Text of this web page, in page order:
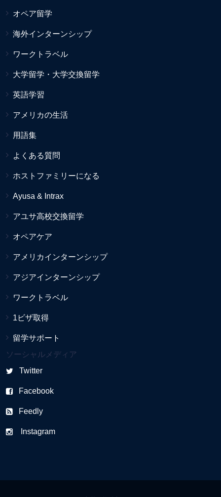
オペア留学
海外インターンシップ
ワークトラベル
大学留学・大学交換留学
英語学習
アメリカの生活
用語集
よくある質問
ホストファミリーになる
Ayusa & Intrax
アユサ高校交換留学
オペアケア
アメリカインターンシップ
アジアインターンシップ
ワークトラベル
1ビザ取得
留学サポート
ソーシャルメディア
Twitter
Facebook
Feedly
Instagram